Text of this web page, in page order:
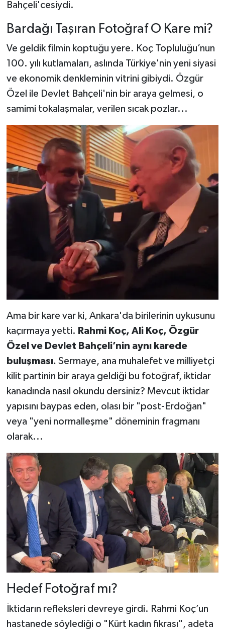
Bahçeli'cesiydi.
Bardağı Taşıran Fotoğraf O Kare mi?
Ve geldik filmin koptuğu yere. Koç Topluluğu’nun
100. yılı kutlamaları, aslında Türkiye'nin yeni siyasi
ve ekonomik denkleminin vitrini gibiydi. Özgür
Özel ile Devlet Bahçeli'nin bir araya gelmesi, o
samimi tokalaşmalar, verilen sıcak pozlar...
Ama bir kare var ki, Ankara'da birilerinin uykusunu
kaçırmaya yetti. Rahmi Koç, Ali Koç, Özgür
Özel ve Devlet Bahçeli’nin aynı karede
buluşması. Sermaye, ana muhalefet ve milliyetçi
kilit partinin bir araya geldiği bu fotoğraf, iktidar
kanadında nasıl okundu dersiniz? Mevcut iktidar
yapısını baypas eden, olası bir "post-Erdoğan"
veya "yeni normalleşme" döneminin fragmanı
olarak...
Hedef Fotoğraf mı?
İktidarın refleksleri devreye girdi. Rahmi Koç’un
hastanede söylediği o "Kürt kadın fıkrası", adeta